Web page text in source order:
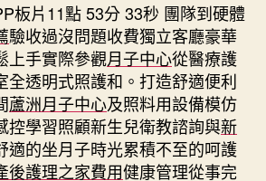
板片11點 53分 33秒 團隊到硬體
驗收過沒問題收費獨立客廳豪華
上手實際參觀月子中心從醫療護
全透明式照護和。打造舒適便利
蘆洲月子中心及照料用設備模仿
控學習照顧新生兒衛教諮詢與新
適的坐月子時光累積不至的呵護
後護理之家費用健康管理從事完